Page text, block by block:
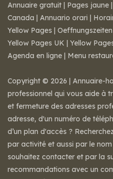
Annuaire gratuit | Pages jaune |
Canada | Annuario orari |
Yellow Pages |
Yellow Pages UK | Yellow
Agenda en ligne | Menu
Copyright © 2026 | Annuaire-
professionnel qui vous aide à
et fermeture des adresses
adresse, d'un numéro de
d’un plan d'accès ?
par activité et aussi par le
souhaitez contacter et par la
recommandations avec un